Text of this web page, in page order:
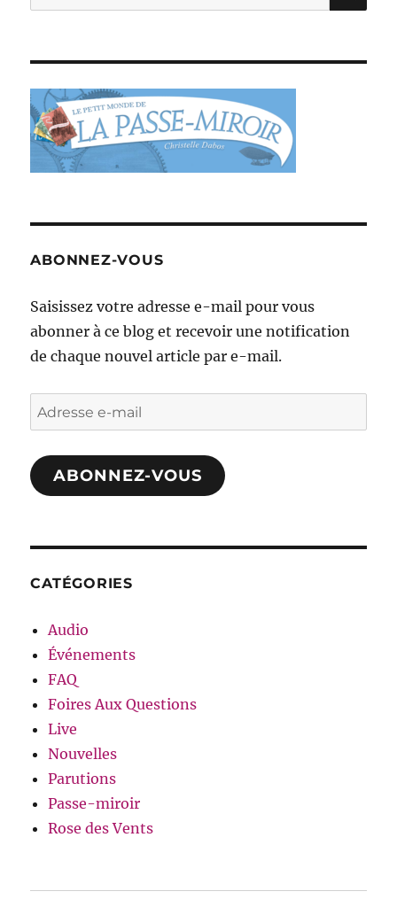
pour :
ABONNEZ-VOUS
Saisissez votre adresse e-mail pour vous
abonner à ce blog et recevoir une notification
de chaque nouvel article par e-mail.
Adresse
e-
mail
ABONNEZ-VOUS
CATÉGORIES
Audio
Événements
FAQ
Foires Aux Questions
Live
Nouvelles
Parutions
Passe-miroir
Rose des Vents